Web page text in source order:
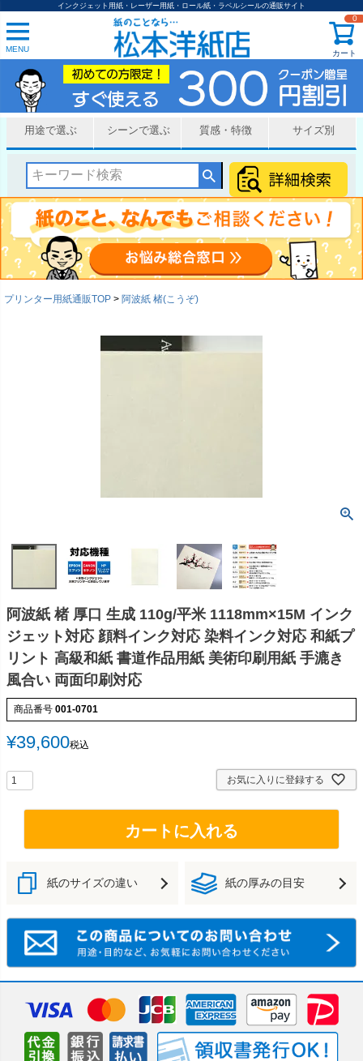
インクジェット用紙・レーザー用紙・ロール紙・ラベルシールの通販サイト
MENU カート
0
用途で選ぶ シーンで選ぶ 質感・特徴 サイズ別
プリンター用紙通販TOP 阿波紙 楮(こうぞ)
阿波紙 楮 厚口 生成 110g/平米 1118mm×15M インク
ジェット対応 顔料インク対応 染料インク対応 和紙プ
リント 高級和紙 書道作品用紙 美術印刷用紙 手漉き
風合い 両面印刷対応
商品番号 001-0701
¥39,600税込
お気に入りに登録する
カートに入れる
紙のサイズの違い 紙の厚みの目安